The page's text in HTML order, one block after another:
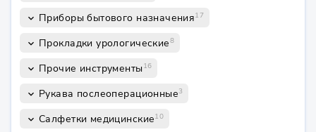
keyboard_arrow_down Приборы бытового назначения17
keyboard_arrow_down Прокладки урологические8
keyboard_arrow_down Прочие инструменты 16
keyboard_arrow_down Рукава послеоперационные3
keyboard_arrow_down Салфетки медицинские10